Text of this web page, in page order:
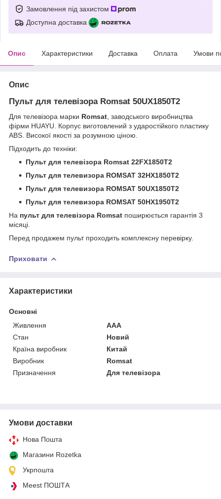
Замовлення під захистом
Доступна доставка
Опис Характеристики Доставка Оплата Умови
Опис
Пульт для телевізора Romsat 50UX1850T2
Для телевізора марки Romsat , заводського виробництва
фірми HUAYU. Корпус виготовлений з ударостійкого пластику
ABS. Високої якості за розумною ціною.
Підходить до техніки:
Пульт для телевізора Romsat 22FX1850T2
Пульт для телевизора ROMSAT 32HX1850T2
Пульт для телевизора ROMSAT 50UX1850T2
Пульт для телевизора ROMSAT 50HX1950T2
На пульт для телевізора Romsat поширюється гарантія 3
місяці.
Перед продажем пульт проходить комплексну перевірку.
Приховати
Характеристики
Основні
Живлення
AAA
Стан
Новий
Країна виробник
Китай
Виробник
Romsat
Призначення
Для телевізора
Умови доставки
Нова Пошта
Магазини Rozetka
Укрпошта
Meest ПОШТА